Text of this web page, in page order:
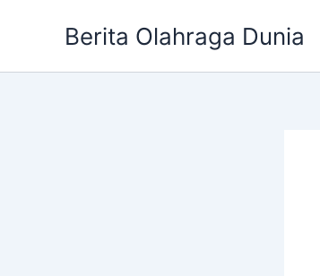
Berita Olahraga Dunia